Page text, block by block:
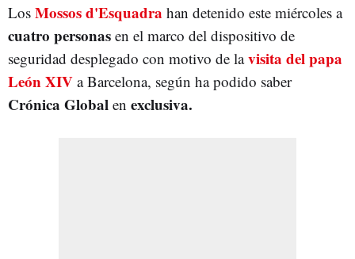
Los Mossos d'Esquadra han detenido este miércoles a
cuatro personas en el marco del dispositivo de
seguridad desplegado con motivo de lavisita del papa
León XIV a Barcelona, según ha podido saber
Crónica Global en exclusiva.